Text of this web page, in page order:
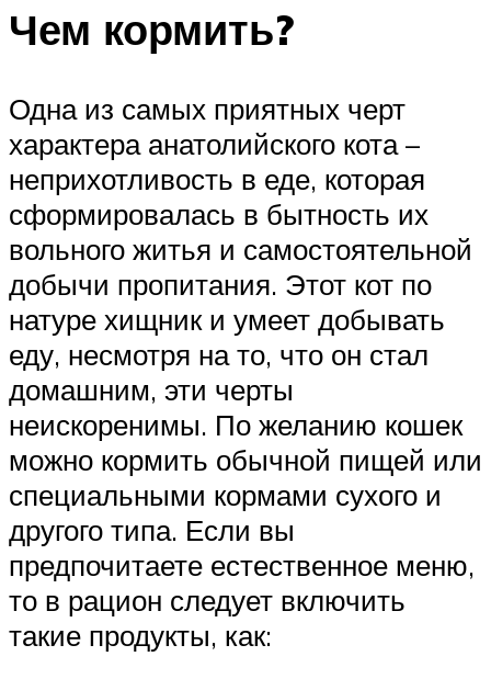
Чем кормить?
Одна из самых приятных черт
характера анатолийского кота –
неприхотливость в еде, которая
сформировалась в бытность их
вольного житья и самостоятельной
добычи пропитания. Этот кот по
натуре хищник и умеет добывать
еду, несмотря на то, что он стал
домашним, эти черты
неискоренимы. По желанию кошек
можно кормить обычной пищей или
специальными кормами сухого и
другого типа. Если вы
предпочитаете естественное меню,
то в рацион следует включить
такие продукты, как: